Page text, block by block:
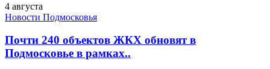
4 августа
Новости Подмосковья
Почти 240 объектов ЖКХ обновят в
Подмосковье в рамках..